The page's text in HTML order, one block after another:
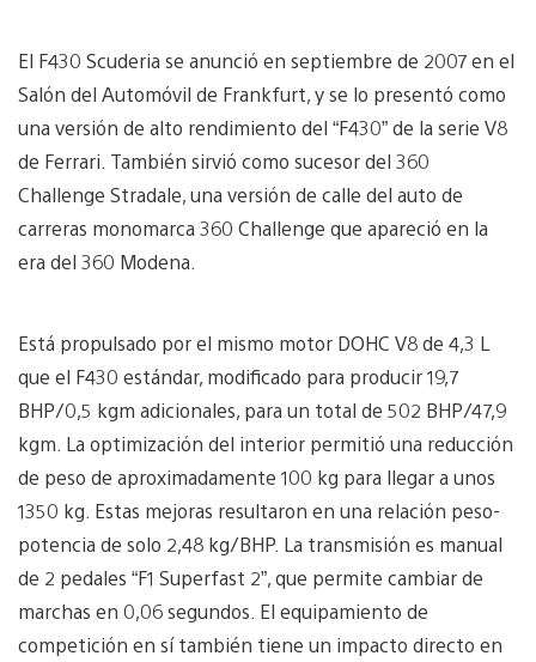
El F430 Scuderia se anunció en septiembre de 2007 en el
Salón del Automóvil de Frankfurt, y se lo presentó como
una versión de alto rendimiento del “F430” de la serie V8
de Ferrari. También sirvió como sucesor del 360
Challenge Stradale, una versión de calle del auto de
carreras monomarca 360 Challenge que apareció en la
era del 360 Modena.
Está propulsado por el mismo motor DOHC V8 de 4,3 L
que el F430 estándar, modificado para producir 19,7
BHP/0,5 kgm adicionales, para un total de 502 BHP/47,9
kgm. La optimización del interior permitió una reducción
de peso de aproximadamente 100 kg para llegar a unos
1350 kg. Estas mejoras resultaron en una relación peso-
potencia de solo 2,48 kg/BHP. La transmisión es manual
de 2 pedales “F1 Superfast 2”, que permite cambiar de
marchas en 0,06 segundos. El equipamiento de
competición en sí también tiene un impacto directo en